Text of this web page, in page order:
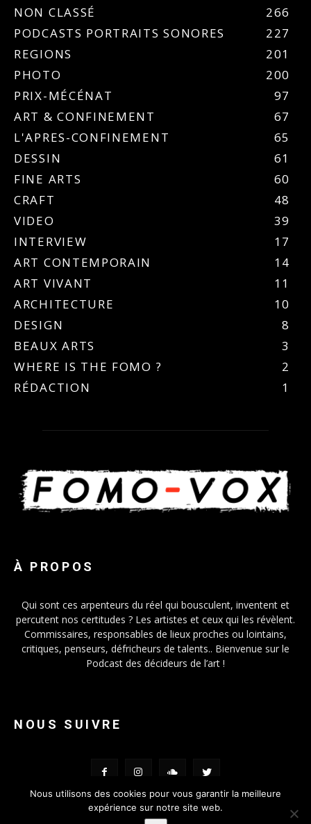
NON CLASSÉ
266
PODCASTS PORTRAITS SONORES
227
REGIONS
201
PHOTO
200
PRIX-MÉCÉNAT
97
ART & CONFINEMENT
67
L'APRES-CONFINEMENT
65
DESSIN
61
FINE ARTS
60
CRAFT
48
VIDEO
39
INTERVIEW
17
ART CONTEMPORAIN
14
ART VIVANT
11
ARCHITECTURE
10
DESIGN
8
BEAUX ARTS
3
WHERE IS THE FOMO ?
2
RÉDACTION
1
À PROPOS
Qui sont ces arpenteurs du réel qui bousculent, inventent et
percutent nos certitudes ? Les artistes et ceux qui les révèlent.
Commissaires, responsables de lieux proches ou lointains,
critiques, penseurs, défricheurs de talents.. Bienvenue sur le
Podcast des décideurs de l’art !
NOUS SUIVRE
Nous utilisons des cookies pour vous garantir la meilleure
expérience sur notre site web.